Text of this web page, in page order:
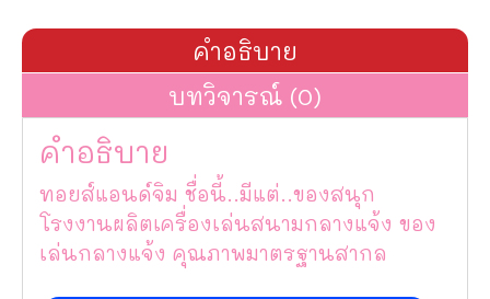
คำอธิบาย
บทวิจารณ์ (0)
คำอธิบาย
ทอยส์แอนด์จิม ชื่อนี้..มีแต่..ของสนุก
โรงงานผลิตเครื่องเล่นสนามกลางแจ้ง ของ
เล่นกลางแจ้ง คุณภาพมาตรฐานสากล